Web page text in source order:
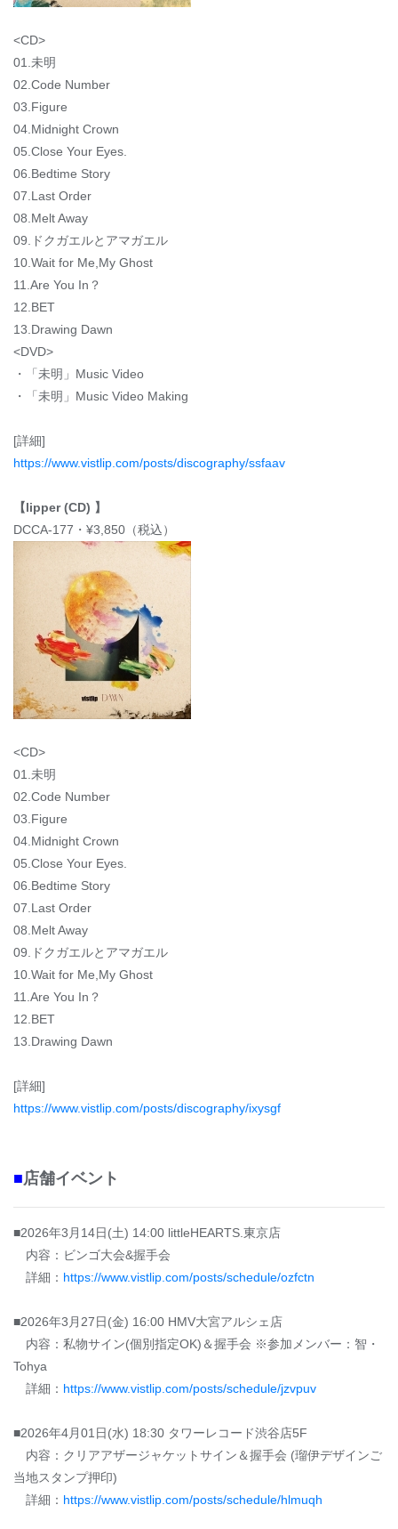
<CD>
01.未明
02.Code Number
03.Figure
04.Midnight Crown
05.Close Your Eyes.
06.Bedtime Story
07.Last Order
08.Melt Away
09.ドクガエルとアマガエル
10.Wait for Me,My Ghost
11.Are You In？
12.BET
13.Drawing Dawn
<DVD>
・「未明」Music Video
・「未明」Music Video Making
[詳細]
https://www.vistlip.com/posts/discography/ssfaav
【lipper (CD) 】
DCCA-177・¥3,850（税込）
<CD>
01.未明
02.Code Number
03.Figure
04.Midnight Crown
05.Close Your Eyes.
06.Bedtime Story
07.Last Order
08.Melt Away
09.ドクガエルとアマガエル
10.Wait for Me,My Ghost
11.Are You In？
12.BET
13.Drawing Dawn
[詳細]
https://www.vistlip.com/posts/discography/ixysgf
■店舗イベント
■2026年3月14日(土) 14:00 littleHEARTS.東京店
内容：ビンゴ大会&握手会
詳細： https://www.vistlip.com/posts/schedule/ozfctn
■2026年3月27日(金) 16:00 HMV大宮アルシェ店
内容：私物サイン(個別指定OK)＆握手会 ※参加メンバー：智・
Tohya
詳細： https://www.vistlip.com/posts/schedule/jzvpuv
■2026年4月01日(水) 18:30 タワーレコード渋谷店5F
内容：クリアアザージャケットサイン＆握手会 (瑠伊デザインご
当地スタンプ押印)
詳細： https://www.vistlip.com/posts/schedule/hlmuqh